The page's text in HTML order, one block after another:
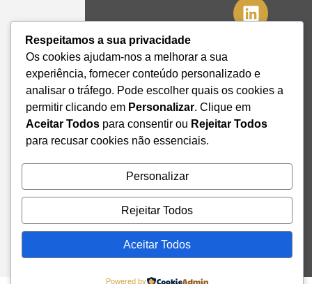
41º08'51,70"
N
8º39'41,76"
W
+351 228
328 115
geral@institutodemobilidade.org
a
Newsletter
Send
Respeitamos a sua privacidade
Os cookies ajudam-nos a melhorar a sua
experiência, fornecer conteúdo personalizado e
analisar o tráfego. Pode escolher quais os cookies a
permitir clicando em Personalizar. Clique em
Aceitar Todos para consentir ou Rejeitar Todos
para recusar cookies não essenciais.
Personalizar
Rejeitar Todos
Aceitar Todos
Powered by